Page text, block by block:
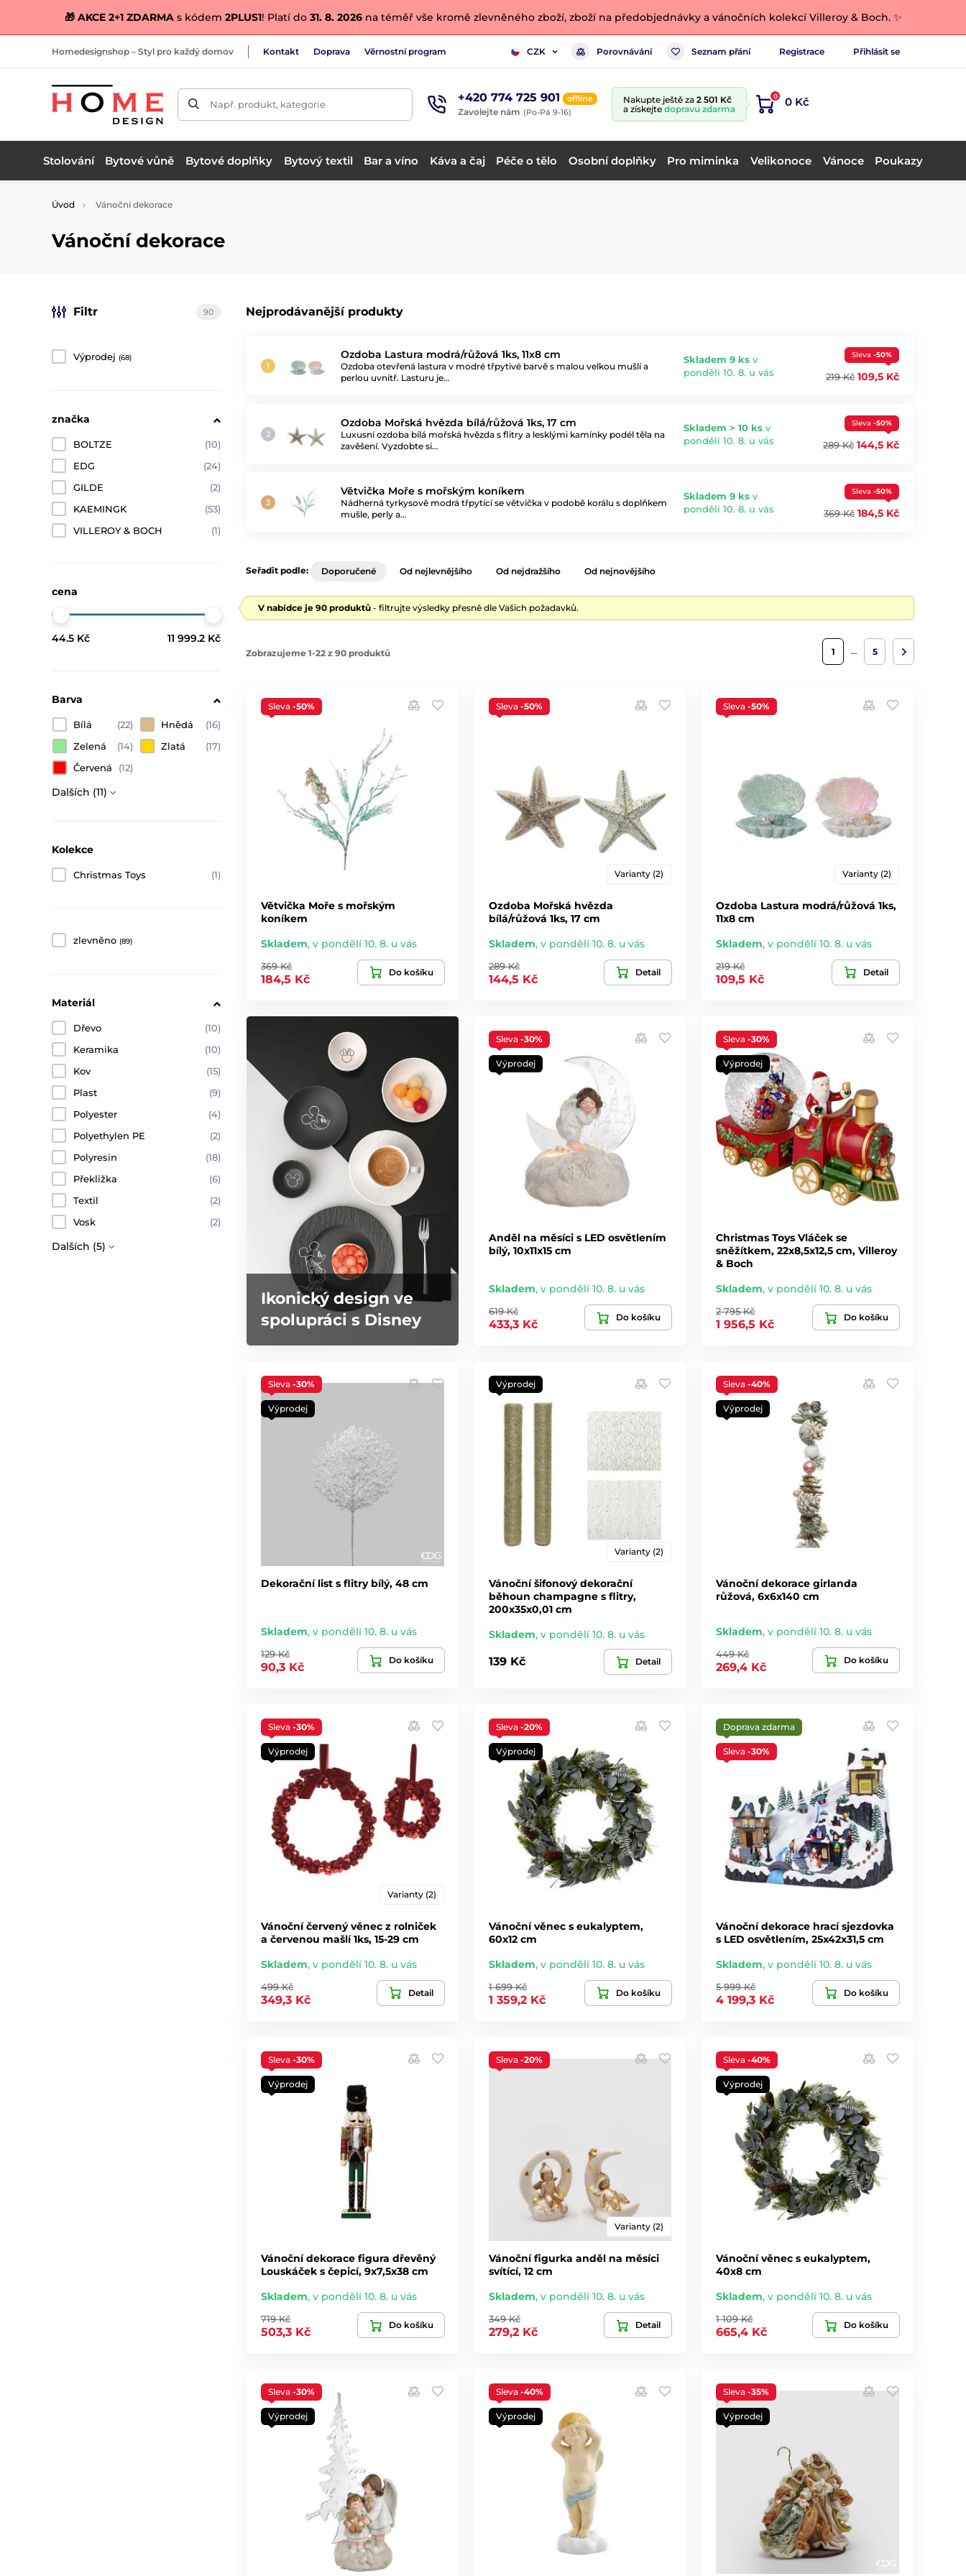
🎁 AKCE 2+1 ZDARMAs kódem 2PLUS1! Platí do31. 8. 2026na téměř vše kromě zlevněného zboží, zboží na předobjednávky a vánočních kolekcí Villeroy & Boch. ✨
Homedesignshop – Styl pro každý domov Kontakt Doprava Věrnostní program CZK Porovnávání Seznam přání Registrace Přihlásit se
Např. produkt, kategorie +420 774 725 901 offline
Zavolejte nám (Po-Pá 9-16)
Nakupte ještě za 2 501 Kč
a získejte dopravu zdarma
0 0 Kč
Stolování Bytové vůně Bytové doplňky Bytový textil Bar a víno Káva a čaj Péče o tělo Osobní doplňky Pro miminka Velikonoce Vánoce Poukazy
Úvod Vánoční dekorace
Vánoční dekorace
Nejprodávanější produkty
Ozdoba Lastura modrá/růžová 1ks, 11x8 cm
Ozdoba otevřená lastura v modré třpytivé barvě s malou velkou mušlí a
perlou uvnitř. Lasturu je…
Skladem 9 ks v
pondělí 10. 8. u vás
Sleva -50%
219 Kč 109,5 Kč
Ozdoba Mořská hvězda bílá/růžová 1ks, 17 cm
Luxusní ozdoba bílá mořská hvězda s flitry a lesklými kamínky podél těla na
zavěšení. Vyzdobte si…
Skladem > 10 ks v
pondělí 10. 8. u vás
Sleva -50%
289 Kč 144,5 Kč
Větvička Moře s mořským koníkem
Nádherná tyrkysově modrá třpytící se větvička v podobě korálu s doplňkem
mušle, perly a…
Skladem 9 ks v
pondělí 10. 8. u vás
Sleva -50%
369 Kč 184,5 Kč
Filtr 90
Výprodej (68)
značka
BOLTZE
(10)
EDG
(24)
GILDE
(2)
KAEMINGK
(53)
VILLEROY & BOCH
(1)
cena
44.5 Kč 11 999.2 Kč
Barva
Bílá (22) Hnědá
(16)
Zelená
(14) Zlatá
(17)
Červená
(12)
Dalších (11)
Kolekce
Christmas Toys (1)
zlevněno (89)
Materiál
Dřevo
(10)
Keramika
(10)
Kov
(15)
Plast
(9)
Polyester
(4)
Polyethylen PE
(2)
Polyresin
(18)
Překližka
(6)
Textil
(2)
Vosk
(2)
Dalších (5)
Seřadit podle: Doporučené Od nejlevnějšího Od nejdražšího Od nejnovějšího
V nabídce je 90 produktů - filtrujte výsledky přesně dle Vašich požadavků.
Zobrazujeme 1-22 z 90 produktů 1 … 5
Sleva -50%
Větvička Moře s mořským
koníkem
Skladem, v pondělí 10. 8. u vás
369 Kč
184,5 Kč
Do košíku
Sleva -50%
Varianty (2)
Ozdoba Mořská hvězda
bílá/růžová 1ks, 17 cm
Skladem, v pondělí 10. 8. u vás
289 Kč
144,5 Kč
Detail
Sleva-50%
Varianty (2)
Ozdoba Lastura modrá/růžová 1ks,
11x8 cm
Skladem,v pondělí 10. 8. u vás
219 Kč
109,5 Kč
Detail
Ikonický design ve
spolupráci s Disney
Sleva -30%
Výprodej
Anděl na měsíci s LED osvětlením
bílý, 10x11x15 cm
Skladem, v pondělí 10. 8. u vás
619 Kč
433,3 Kč
Do košíku
Sleva-30%
Výprodej
Christmas Toys Vláček se
sněžítkem, 22x8,5x12,5 cm, Villeroy
& Boch
Skladem,v pondělí 10. 8. u vás
2 795 Kč
1 956,5 Kč
Do košíku
Sleva -30%
Výprodej
Dekorační list s flitry bílý, 48 cm
Skladem, v pondělí 10. 8. u vás
129 Kč
90,3 Kč
Do košíku
Výprodej
Varianty (2)
Vánoční šifonový dekorační
běhoun champagne s flitry,
200x35x0,01 cm
Skladem, v pondělí 10. 8. u vás
139 Kč Detail
Sleva-40%
Výprodej
Vánoční dekorace girlanda
růžová, 6x6x140 cm
Skladem,v pondělí 10. 8. u vás
449 Kč
269,4 Kč
Do košíku
Sleva -30%
Výprodej
Varianty (2)
Vánoční červený věnec z rolniček
a červenou mašlí 1ks, 15-29 cm
Skladem, v pondělí 10. 8. u vás
499 Kč
349,3 Kč
Detail
Sleva -20%
Výprodej
Vánoční věnec s eukalyptem,
60x12 cm
Skladem, v pondělí 10. 8. u vás
1 699 Kč
1 359,2 Kč
Do košíku
Doprava zdarma
Sleva-30%
Vánoční dekorace hrací sjezdovka
s LED osvětlením, 25x42x31,5 cm
Skladem,v pondělí 10. 8. u vás
5 999 Kč
4 199,3 Kč
Do košíku
Sleva -30%
Výprodej
Vánoční dekorace figura dřevěný
Louskáček s čepicí, 9x7,5x38 cm
Skladem, v pondělí 10. 8. u vás
719 Kč
503,3 Kč
Do košíku
Sleva -20%
Varianty (2)
Vánoční figurka anděl na měsíci
svítící, 12 cm
Skladem, v pondělí 10. 8. u vás
349 Kč
279,2 Kč
Detail
Sleva-40%
Výprodej
Vánoční věnec s eukalyptem,
40x8 cm
Skladem,v pondělí 10. 8. u vás
1 109 Kč
665,4 Kč
Do košíku
Sleva -30%
Výprodej
Sleva -40%
Výprodej
Sleva-35%
Výprodej